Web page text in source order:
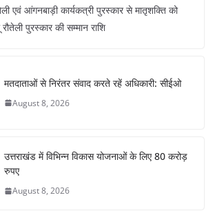
er e
m
k
n
ar
एवं आंगनबाड़ी कार्यकत्री पुरस्कार से मातृशक्ति को
पुरस्कार की सम्मान राशि
मतदाताओं से निरंतर संवाद करते रहें अधिकारी: सीईओ
August 8, 2026
उत्तराखंड में विभिन्न विकास योजनाओं के लिए 80 करोड़
रुपए
August 8, 2026